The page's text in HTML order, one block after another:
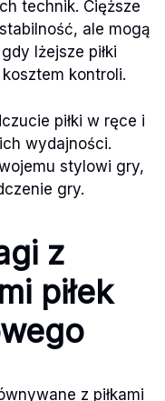
technik. Cięższe
ale mogą
lżejsze piłki
kontroli.
piłki w ręce i
wydajności.
stylowi gry,
gry.
z
piłek
z piłkami